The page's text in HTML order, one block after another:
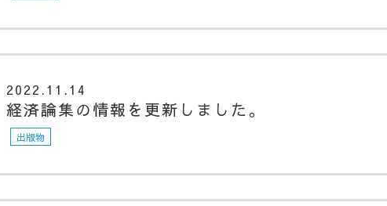
2022.11.14
経済論集の情報を更新しました。
出版物